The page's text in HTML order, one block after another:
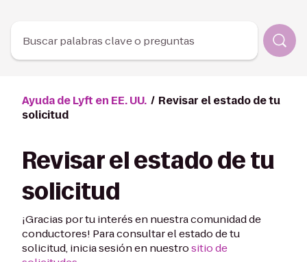
rápida
de
Buscar palabras clave o preguntas
Ayuda de Lyft en EE. UU.
Revisar el estado de tu
solicitud
Revisar el estado de tu
solicitud
¡Gracias por tu interés en nuestra comunidad de
conductores! Para consultar el estado de tu
solicitud, inicia sesión en nuestrositio de